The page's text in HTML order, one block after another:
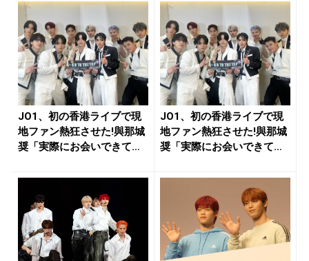
JO1、初の香港ライブで現
地ファン熱狂させた!與那城
奨「実際にお会いできて嬉
JO1、初の香港ライブで現
地ファン熱狂させた!與那城
奨「実際にお会いできて嬉